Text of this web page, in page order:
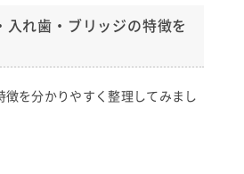
入れ歯・ブリッジの特徴を
徴を分かりやすく整理してみまし